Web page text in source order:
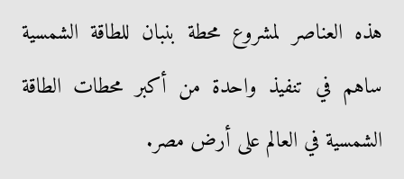
هذه العناصر لمشروع محطة بنبان للطاقة الشمسية
ساهم في تنفيذ واحدة من أكبر محطات الطاقة
الشمسية في العالم على أرض مصر.